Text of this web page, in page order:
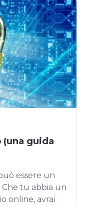
guida
essere un
tu abbia un
online, avrai